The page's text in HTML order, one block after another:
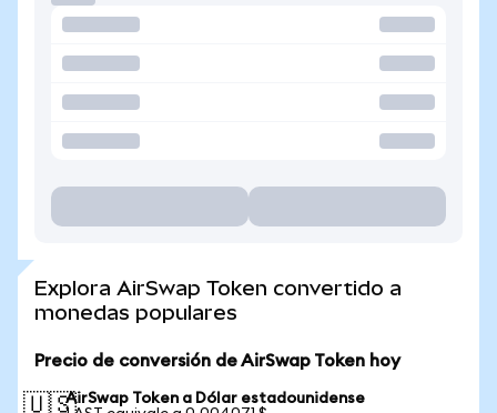
Explora AirSwap Token convertido a
monedas populares
Precio de conversión de AirSwap Token hoy
🇺🇸AirSwap Token a Dólar estadounidense